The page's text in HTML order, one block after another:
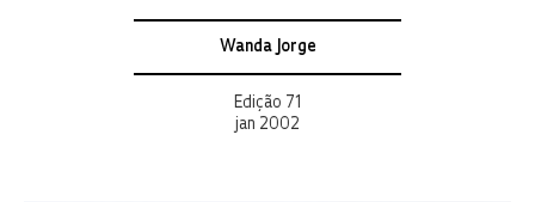
Wanda Jorge
Edição 71
jan 2002